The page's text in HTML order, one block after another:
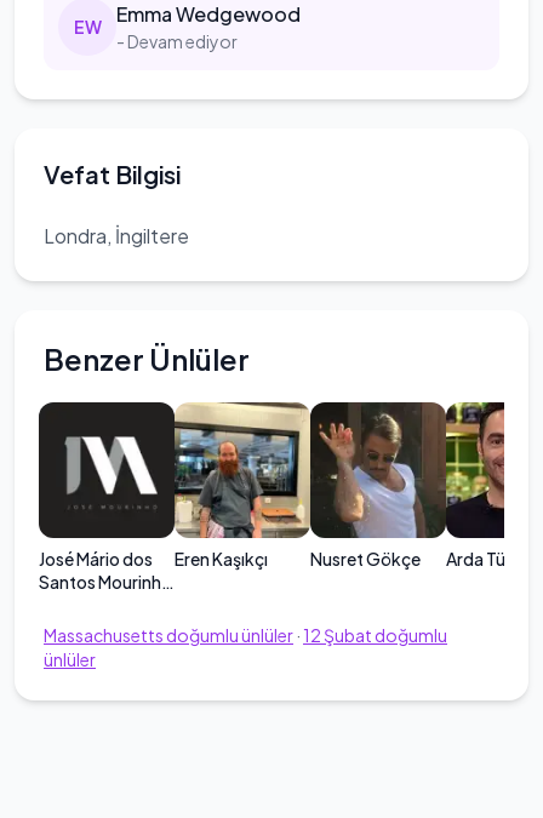
EW EmmaWedgewood
- Devam ediyor
Vefat Bilgisi
Londra, İngiltere
Benzer Ünlüler
José Mário dos
Santos Mourinho
Eren Kaşıkçı Nusret Gökçe Arda
Massachusetts doğumlu ünlüler· 12 Şubat doğumlu
ünlüler